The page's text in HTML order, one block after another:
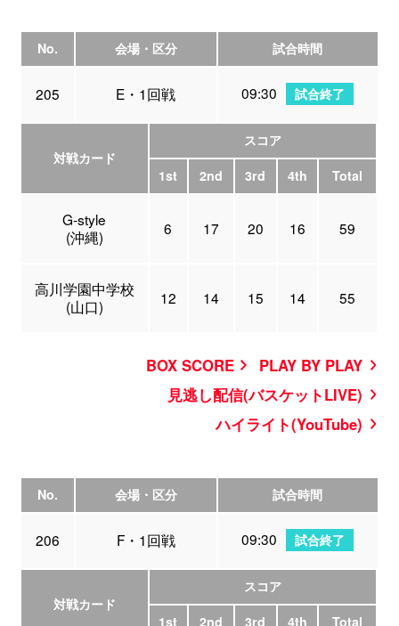
No. 会場・区分 試合時間
205 E・1回戦 09:30 試合終了
対戦カード
スコア
1st
2nd 3rd 4th Total
G-style
(沖縄)
6 17 20 16 59
高川学園中学校
(山口)
12 14 15 14 55
BOX SCORE
PLAY BY PLAY
見逃し配信(バスケットLIVE)
ハイライト(YouTube)
No. 会場・区分 試合時間
206 F・1回戦 09:30 試合終了
対戦カード
スコア
1st
2nd 3rd 4th Total